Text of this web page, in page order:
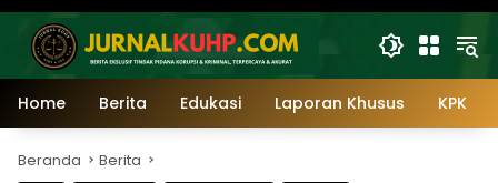
Home Berita Edukasi Laporan Khusus KPK
Beranda Berita